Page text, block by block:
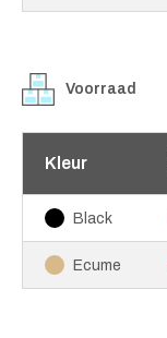
Voorraad
Kleur
Black
Ecume